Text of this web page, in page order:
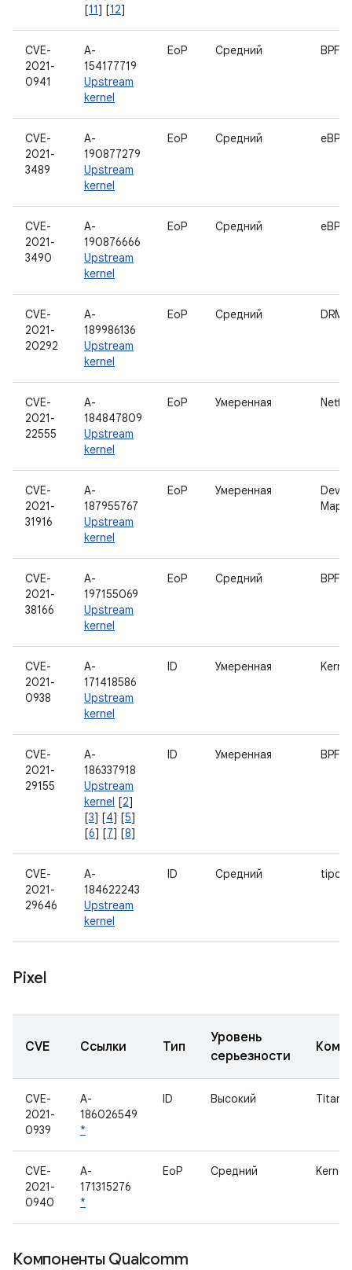
[11] [12]
CVE-
2021-
0941
A-
154177719
Upstream
kernel
EoP Средний BPF
CVE-
2021-
3489
A-
190877279
Upstream
kernel
EoP Средний eBPF
CVE-
2021-
3490
A-
190876666
Upstream
kernel
EoP Средний eBPF
CVE-
2021-
20292
A-
189986136
Upstream
kernel
EoP Средний DRM
CVE-
2021-
22555
A-
184847809
Upstream
kernel
EoP Умеренная
CVE-
2021-
31916
A-
187955767
Upstream
kernel
EoP Умеренная
CVE-
2021-
38166
A-
197155069
Upstream
kernel
EoP Средний BPF
CVE-
2021-
0938
A-
171418586
Upstream
kernel
ID Умеренная Kernel
CVE-
2021-
29155
A-
186337918
Upstream
kernel [2]
[3] [4] [5]
[6] [7] [8]
ID Умеренная BPF
CVE-
2021-
29646
A-
184622243
Upstream
kernel
ID Средний tipc
Pixel
CVE Ссылки Тип
Уровень
серьезности
CVE-
2021-
0939
A-
186026549
*
ID Высокий Titan
CVE-
2021-
0940
A-
171315276
*
EoP Средний Kernel
Компоненты Qualcomm